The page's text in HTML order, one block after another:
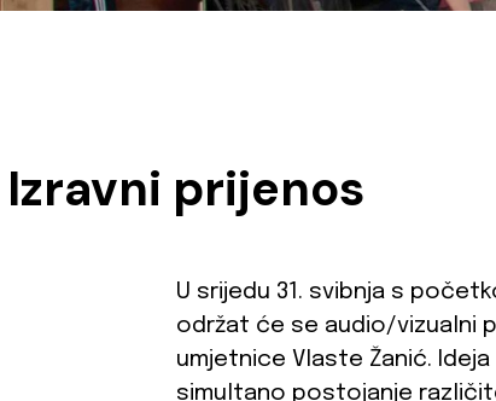
Izravni prijenos
U srijedu 31. svibnja s
održat će se audio/vizualni
umjetnice Vlaste Žanić.
simultano postojanje